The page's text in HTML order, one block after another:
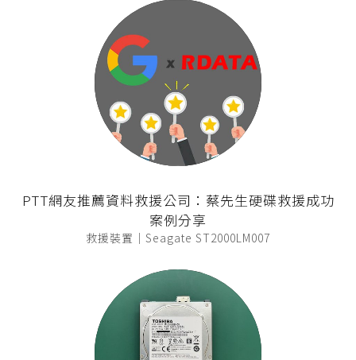
PTT網友推薦資料救援公司：蔡先生硬碟救援成功
案例分享
救援裝置｜Seagate ST2000LM007